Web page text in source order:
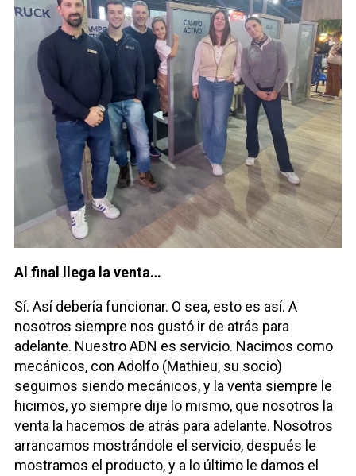
Al final llega la venta…
Sí. Así debería funcionar. O sea, esto es así. A
nosotros siempre nos gustó ir de atrás para
adelante. Nuestro ADN es servicio. Nacimos como
mecánicos, con Adolfo (Mathieu, su socio)
seguimos siendo mecánicos, y la venta siempre le
hicimos, yo siempre dije lo mismo, que nosotros la
venta la hacemos de atrás para adelante. Nosotros
arrancamos mostrándole el servicio, después le
mostramos el producto, y a lo último le damos el